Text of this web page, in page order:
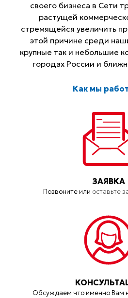
своего бизнеса в Сети
растущей
стремящейся увеличить
этой причине среди
крупные так и небольшие
городах России и
Как мы
ЗАЯВКА
Позвоните или оставьте
Обсуждаем что именно Вам